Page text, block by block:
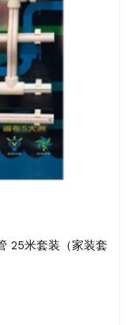
25米套装（家装套